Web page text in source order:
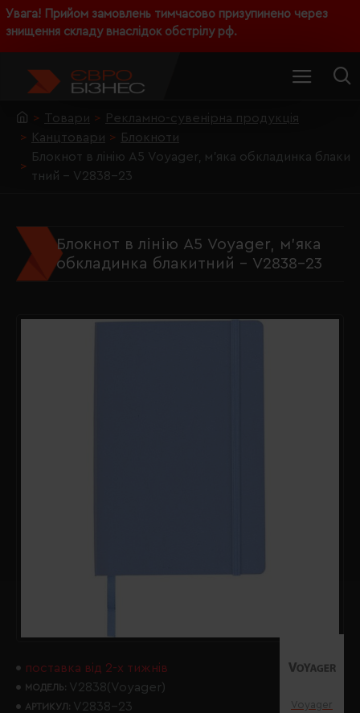
Увага! Прийом замовлень тимчасово призупинено через
знищення складу внаслідок обстрілу рф.
Товари
Рекламно-сувенірна продукція
Канцтовари
Блокноти
Блокнот в лінію А5 Voyager, м'яка обкладинка блаки
тний - V2838-23
Блокнот в лінію А5 Voyager, м'яка
обкладинка блакитний - V2838-23
поставка від 2-х тижнів
МОДЕЛЬ: V2838(Voyager)
АРТИКУЛ: V2838-23 Voyager